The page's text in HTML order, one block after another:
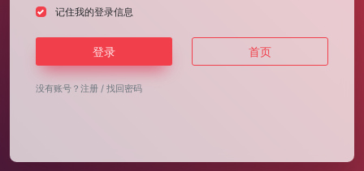
记住我的登录信息
登录 首页
没有账号？ 注册 / 找回密码